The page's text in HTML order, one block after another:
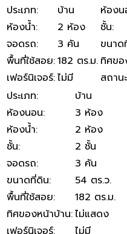
ประเภท: บ้าน ห้องน
ห้องน้ำ: 2 ห้อง ชั้น:
จอดรถ: 3 คัน ขนา
พื้นที่ใช้สอย:182 ตร.ม. ทิศขอ
เฟอร์นิเจอร์:ไม่มี สถาน
ประเภท:
บ้าน
ห้องนอน:
3 ห้อง
ห้องน้ำ:
2 ห้อง
ชั้น:
2 ชั้น
จอดรถ:
3 คัน
ขนาดที่ดิน:
54 ตร.ว.
พื้นที่ใช้สอย:
182 ตร.ม.
ทิศของหน้าบ้าน:ไม่แสดง
เฟอร์นิเจอร์:
ไม่มี